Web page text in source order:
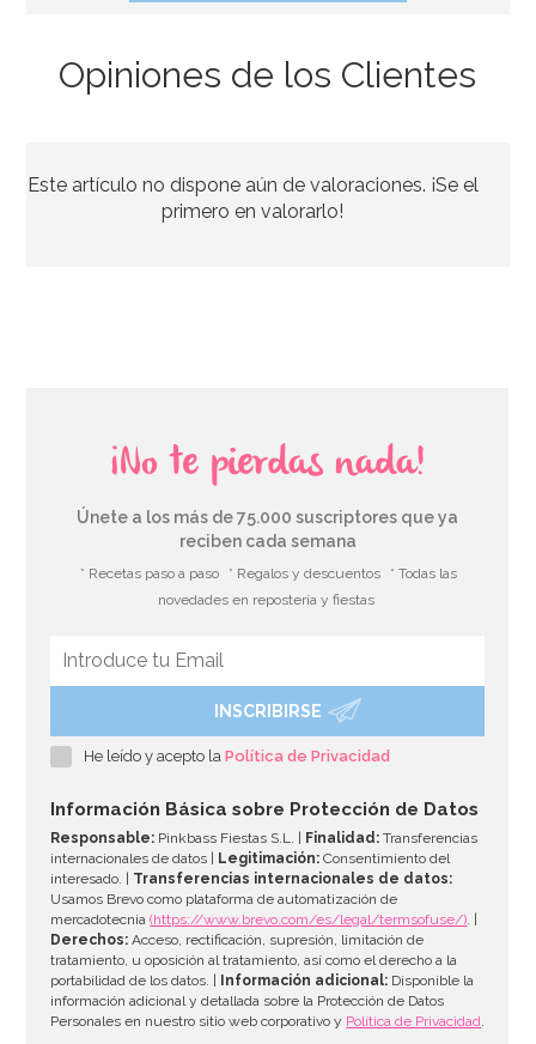
Opiniones de los Clientes
Este artículo no dispone aún de valoraciones. ¡Se el
primero en valorarlo!
¡No te pierdas nada!
Únete a los más de 75.000 suscriptores que ya
reciben cada semana
* Recetas paso a paso * Regalos y descuentos
* Todas las
novedades en repostería y fiestas
INSCRIBIRSE
He leído y acepto laPolítica de Privacidad
Información Básica sobre Protección de Datos
Responsable: Pinkbass Fiestas S.L. | Finalidad: Transferencias
internacionales de datos |
Legitimación: Consentimiento del
interesado. | Transferencias internacionales de datos:
Usamos Brevo como plataforma de automatización de
mercadotecnia(https://www.brevo.com/es/legal/termsofuse/). |
Derechos: Acceso, rectificación, supresión, limitación de
tratamiento, u oposición al tratamiento, así como el derecho a la
portabilidad de los datos. |
Información adicional: Disponible la
información adicional y detallada sobre la Protección de Datos
Personales en nuestro sitio web corporativo y Política de Privacidad.